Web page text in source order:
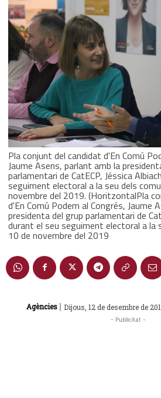
Pla conjunt del candidat d'En Comú
Jaume Asens, parlant amb la
parlamentari de CatECP, Jéssica
seguiment electoral a la seu dels
novembre del 2019. (HoritzontalPla
d'En Comú Podem al Congrés, Jaume
presidenta del grup parlamentari de
durant el seu seguiment electoral a la
10 de novembre del 2019
Agències | Dijous, 12 de desembre de
- Publicitat -